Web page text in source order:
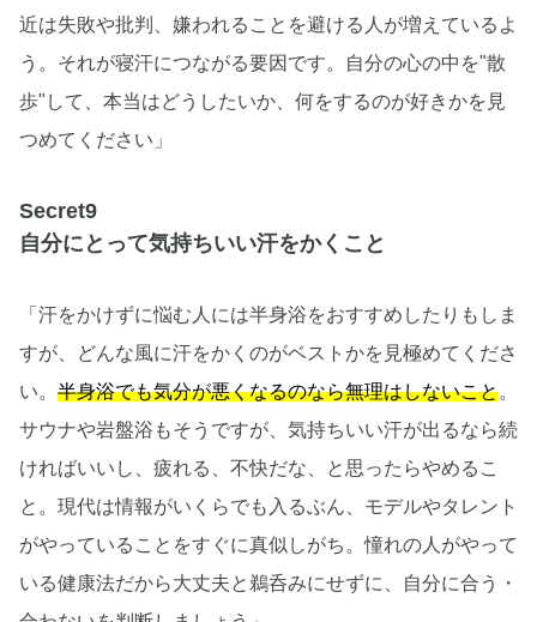
近は失敗や批判、嫌われることを避ける人が増えているよ
う。それが寝汗につながる要因です。自分の心の中を"散
歩"して、本当はどうしたいか、何をするのが好きかを見
つめてください」
Secret9
自分にとって気持ちいい汗をかくこと
「汗をかけずに悩む人には半身浴をおすすめしたりもしま
すが、どんな風に汗をかくのがベストかを見極めてくださ
い。 半身浴でも気分が悪くなるのなら無理はしないこと。
サウナや岩盤浴もそうですが、気持ちいい汗が出るなら続
ければいいし、疲れる、不快だな、と思ったらやめるこ
と。現代は情報がいくらでも入るぶん、モデルやタレント
がやっていることをすぐに真似しがち。憧れの人がやって
いる健康法だから大丈夫と鵜呑みにせずに、自分に合う・